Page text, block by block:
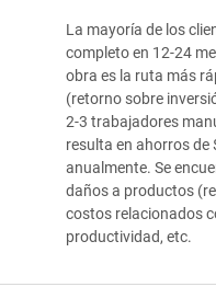
La mayoría de los
completo en 12-24
obra es la ruta más
(retorno sobre
2-3 trabajadores
resulta en ahorros de
anualmente. Se
daños a productos
costos relacionados
productividad, etc.